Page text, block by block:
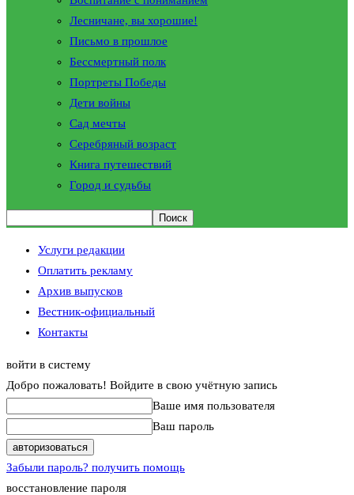
Лесничане, вы хорошие!
Письмо в прошлое
Бессмертный полк
Портреты Победы
Дети войны
Сад мечты
Серебряный возраст
Книга путешествий
Город и судьбы
Услуги редакции
Оплатить рекламу
Архив выпусков
Вестник-официальный
Контакты
войти в систему
Добро пожаловать! Войдите в свою учётную запись
Ваше имя пользователя
Ваш пароль
Забыли пароль? получить помощь
восстановление пароля